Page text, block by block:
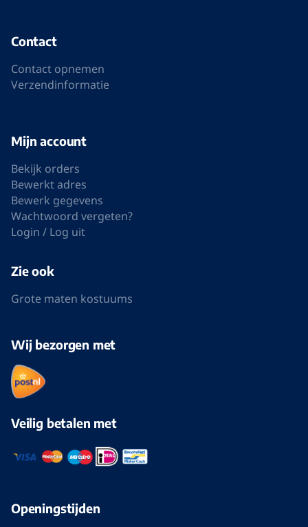
Contact
Contact opnemen
Verzendinformatie
Mijn account
Bekijk orders
Bewerkt adres
Bewerk gegevens
Wachtwoord vergeten?
Login / Log uit
Zie ook
Grote maten kostuums
Wij bezorgen met
Veilig betalen met
Openingstijden